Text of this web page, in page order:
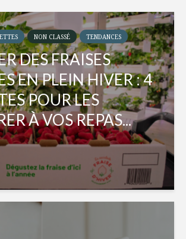
NON CLASSÉ TENDANCES
DES FRAISES
EN PLEIN HIVER : 4
POUR LES
À VOS REPAS...